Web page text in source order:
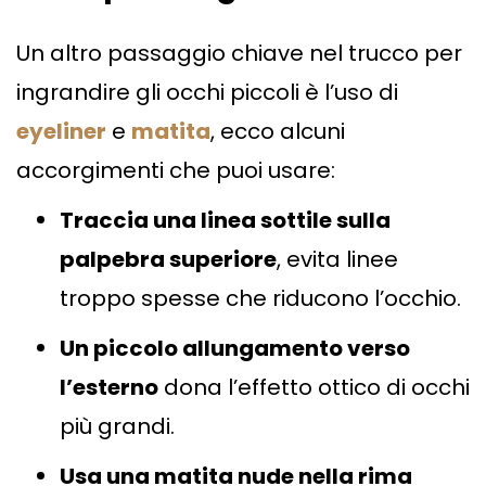
Un altro passaggio chiave nel trucco per
ingrandire gli occhi piccoli è l’uso di
eyeliner e matita, ecco alcuni
accorgimenti che puoi usare:
Traccia una linea sottile sulla
palpebra superiore, evita linee
troppo spesse che riducono l’occhio.
Un piccolo allungamento verso
l’esterno dona l’effetto ottico di occhi
più grandi.
Usa una matita nude nella rima